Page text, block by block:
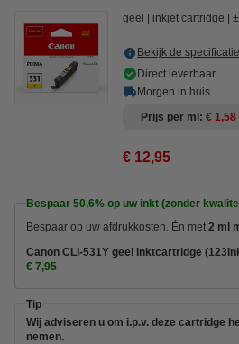
geel inkjet cartridge
Bekijk de
Direct leverbaar
Morgen in huis
Prijs per ml
€ 1,58
€ 12,95
Bespaar 50,6% op uw inkt (zonder
Bespaar op uw afdrukkosten. Én met 2 ml
Canon CLI-531Y geel inktcartridge
€ 7,95
Tip
Wij adviseren u om i.p.v. deze cartridge
nemen.